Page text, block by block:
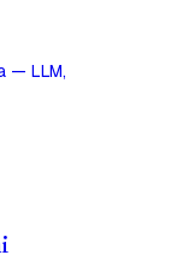
— LLM,